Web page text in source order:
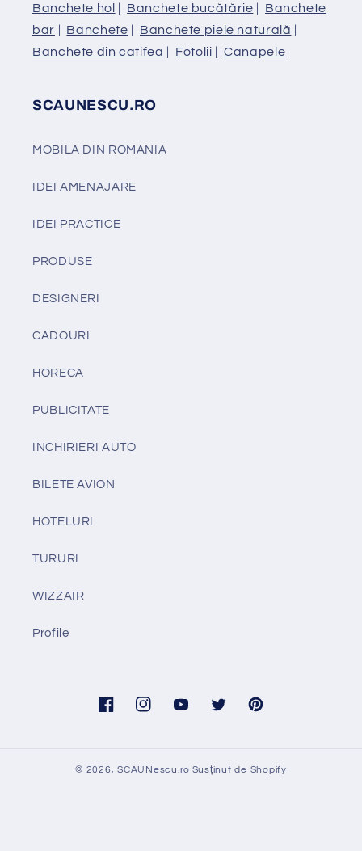
Banchete hol | Banchete bucătărie | Banchete
bar | Banchete | Banchete piele naturală |
Banchete din catifea | Fotolii |Canapele
SCAUNESCU.RO
MOBILA DIN ROMANIA
IDEI AMENAJARE
IDEI PRACTICE
PRODUSE
DESIGNERI
CADOURI
HORECA
PUBLICITATE
INCHIRIERI AUTO
BILETE AVION
HOTELURI
TURURI
WIZZAIR
Profile
FacebookInstagramYouTubeTwitter Pinterest
© 2026,SCAUNescu.ro Susținut de Shopify